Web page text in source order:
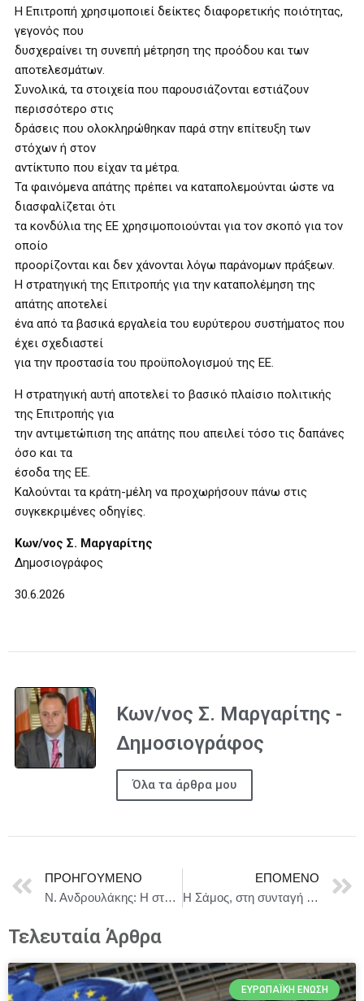
Η Επιτροπή χρησιμοποιεί δείκτες διαφορετικής ποιότητας,
γεγονός που
δυσχεραίνει τη συνεπή μέτρηση της προόδου και των
αποτελεσμάτων.
Συνολικά, τα στοιχεία που παρουσιάζονται εστιάζουν
περισσότερο στις
δράσεις που ολοκληρώθηκαν παρά στην επίτευξη των
στόχων ή στον
αντίκτυπο που είχαν τα μέτρα.
Τα φαινόμενα απάτης πρέπει να καταπολεμούνται ώστε να
διασφαλίζεται ότι
τα κονδύλια της ΕΕ χρησιμοποιούνται για τον σκοπό για τον
οποίο
προορίζονται και δεν χάνονται λόγω παράνομων πράξεων.
Η στρατηγική της Επιτροπής για την καταπολέμηση της
απάτης αποτελεί
ένα από τα βασικά εργαλεία του ευρύτερου συστήματος που
έχει σχεδιαστεί
για την προστασία του προϋπολογισμού της ΕΕ.
Η στρατηγική αυτή αποτελεί το βασικό πλαίσιο πολιτικής
της Επιτροπής για
την αντιμετώπιση της απάτης που απειλεί τόσο τις δαπάνες
όσο και τα
έσοδα της ΕΕ.
Καλούνται τα κράτη-μέλη να προχωρήσουν πάνω στις
συγκεκριμένες οδηγίες.
Κων/νος Σ. Μαργαρίτης
Δημοσιογράφος
30.6.2026
Κων/νος Σ. Μαργαρίτης -
Δημοσιογράφος
Όλα τα άρθρα μου
ΠΡΟΗΓΟΎΜΕΝΟ
Ν. Ανδρουλάκης: Η στεγαστική πολιτική και τα καλύτερα εργασιακά δικαιώματα είναι δύο κρίσιμοι τομείς όπου η χώρα μας πρέπει να πάει μπροστά
ΕΠΌΜΕΝΟ
Η Σάμος, στη συνταγή του μέλλοντος: «Ημέρα Πυθαγόρειας Διατροφής» 1 η Ιουλίου, Δημαρχιακό Μέγαρο Σάμου. Φεστιβάλ Ηραία-Πυθαγόρεια 2026
Τελευταία Άρθρα
ΕΥΡΩΠΑΪΚΉ ΈΝΩΣΗ